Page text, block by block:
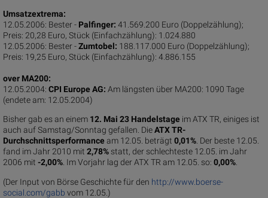
Umsatzextrema:
12.05.2006: Bester - Palfinger: 41.569.200 Euro (Doppelzählung);
Preis: 20,28 Euro, Stück (Einfachzählung): 1.024.880
12.05.2006: Bester -Zumtobel: 188.117.000 Euro (Doppelzählung);
Preis: 19,25 Euro, Stück (Einfachzählung): 4.886.155
over MA200:
12.05.2004: CPI Europe AG: Am längsten über MA200: 1090 Tage
(endete am: 12.05.2004)
Bisher gab es an einem 12. Mai 23 Handelstage im ATX TR, einiges ist
auch auf Samstag/Sonntag gefallen. DieATX TR-
Durchschnittsperformance am 12.05. beträgt 0,01% . Der beste 12.05.
fand im Jahr 2010 mit 2,78% statt, der schlechteste 12.05. im Jahr
2006 mit -2,00% . Im Vorjahr lag der ATX TR am 12.05. so: 0,00%
(Der Input von Börse Geschichte für den http://www.boerse-
social.com/gabb vom 12.05.)